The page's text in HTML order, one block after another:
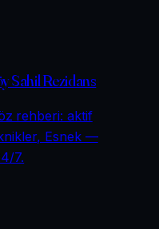
Sahil Rezidans
rehberi: aktif
Esnek —
7.